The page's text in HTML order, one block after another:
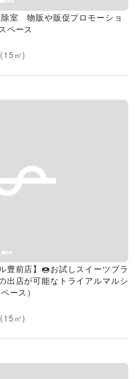
除室 物販や販促プロモーショ
ペース
15 ㎡)
豊前店】🍩お試しスイーツプラ
出店が可能なトライアルマルシ
ース）
15 ㎡)